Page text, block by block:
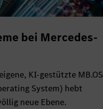
bei Mercedes-
KI-gestützte MB.OS
System) hebt
neue Ebene.